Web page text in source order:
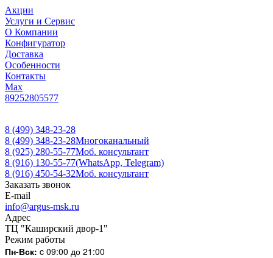
Акции
Услуги и Сервис
О Компании
Конфигуратор
Доставка
Особенности
Контакты
Max
89252805577
8 (499) 348-23-28
8 (499) 348-23-28Многоканальный
8 (925) 280-55-77Моб. консультант
8 (916) 130-55-77(WhatsApp, Telegram)
8 (916) 450-54-32Моб. консультант
Заказать звонок
E-mail
info@argus-msk.ru
Адрес
ТЦ "Каширский двор-1"
Режим работы
Пн-Вск: c 09:00 до 21:00